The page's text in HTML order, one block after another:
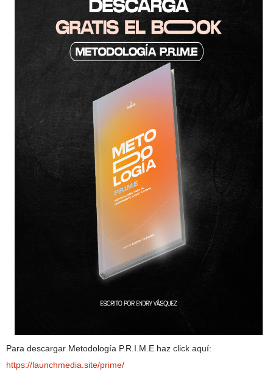
Para descargar Metodología P.R.I.M.E haz click aquí:
https://launchmedia.site/prime/